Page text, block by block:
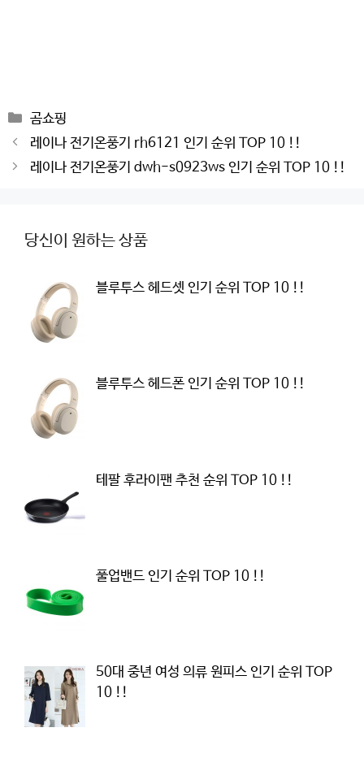
Categories
곰쇼핑
Post
navigation
레이나 전기온풍기 rh6121 인기 순위 TOP 10 !!
레이나 전기온풍기 dwh-s0923ws 인기 순위 TOP 10 !!
당신이 원하는 상품
블루투스 헤드셋 인기 순위 TOP 10 !!
블루투스 헤드폰 인기 순위 TOP 10 !!
테팔 후라이팬 추천 순위 TOP 10 !!
풀업밴드 인기 순위 TOP 10 !!
50대 중년 여성 의류 원피스 인기 순위 TOP
10 !!